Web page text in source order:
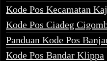
Kode Pos Kecamatan
Kode Pos Ciadeg
Panduan Kode Pos
Kode Pos Bandar Klippa